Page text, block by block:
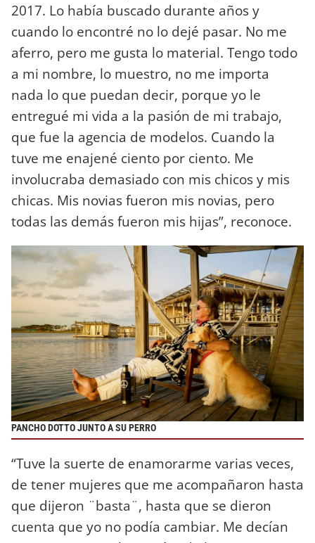
2017. Lo había buscado durante años y
cuando lo encontré no lo dejé pasar. No me
aferro, pero me gusta lo material. Tengo todo
a mi nombre, lo muestro, no me importa
nada lo que puedan decir, porque yo le
entregué mi vida a la pasión de mi trabajo,
que fue la agencia de modelos. Cuando la
tuve me enajené ciento por ciento. Me
involucraba demasiado con mis chicos y mis
chicas. Mis novias fueron mis novias, pero
todas las demás fueron mis hijas”, reconoce.
PANCHO DOTTO JUNTO A SU PERRO
“Tuve la suerte de enamorarme varias veces,
de tener mujeres que me acompañaron hasta
que dijeron ¨basta¨, hasta que se dieron
cuenta que yo no podía cambiar. Me decían